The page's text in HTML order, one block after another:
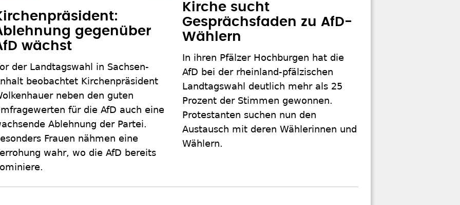
gegenüber
wächst
der Landtagswahl in Sachsen-
beobachtet Kirchenpräsident
neben den guten
für die AfD auch eine
Ablehnung der Partei.
Frauen nähmen eine
wahr, wo die AfD bereits
Kirche sucht
Gesprächsfaden zu AfD-
Wählern
In ihren Pfälzer Hochburgen hat die
AfD bei der rheinland-pfälzischen
Landtagswahl deutlich mehr als 25
Prozent der Stimmen gewonnen.
Protestanten suchen nun den
Austausch mit deren Wählerinnen und
Wählern.